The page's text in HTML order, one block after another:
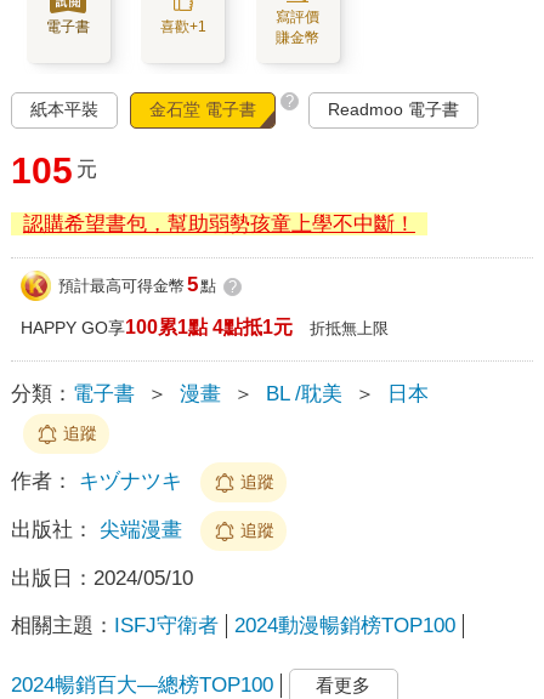
電子書 喜歡+1
寫評價
賺金幣
紙本平裝 金石堂 電子書 ? Readmoo 電子書
105 元
認購希望書包，幫助弱勢孩童上學不中斷！
預計最高可得金幣 5點 ?
HAPPY GO享100累1點 4點抵1元 折抵無上限
分類： 電子書 ＞ 漫畫 ＞ BL /耽美 ＞ 日本
追蹤
作者： キヅナツキ 追蹤
出版社： 尖端漫畫 追蹤
出版日： 2024/05/10
相關主題： ISFJ守衛者 2024動漫暢銷榜TOP100
2024暢銷百大—總榜TOP100 看更多